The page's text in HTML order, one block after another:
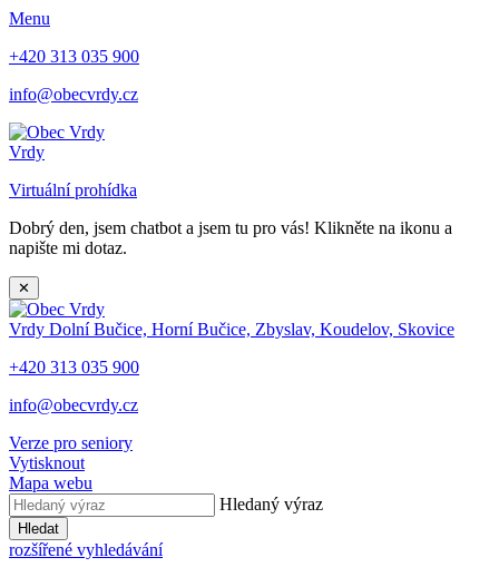
Menu
+420 313 035 900
info@obecvrdy.cz
Vrdy
Virtuální prohídka
Dobrý den, jsem chatbot a jsem tu pro vás! Klikněte na ikonu a
napište mi dotaz.
✕
Vrdy Dolní Bučice, Horní Bučice, Zbyslav, Koudelov, Skovice
+420 313 035 900
info@obecvrdy.cz
Verze pro seniory
Vytisknout
Mapa webu
Hledaný výraz
Hledat
rozšířené vyhledávání